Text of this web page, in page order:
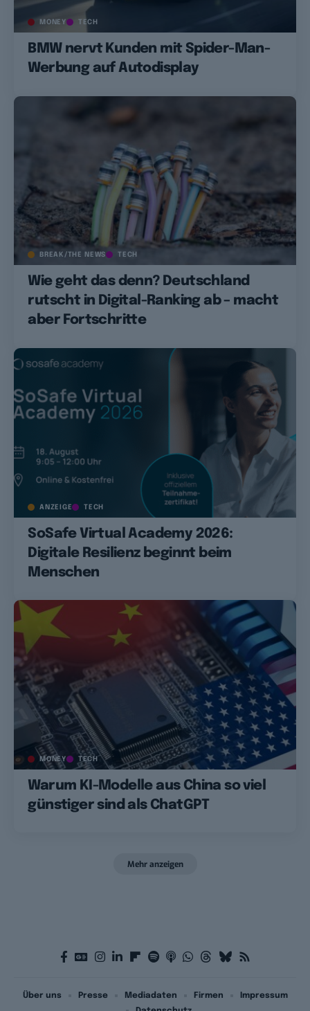
MONEY TECH
BMW nervt Kunden mit Spider-Man-
Werbung auf Autodisplay
BREAK/THE NEWS TECH
Wie geht das denn? Deutschland
rutscht in Digital-Ranking ab – macht
aber Fortschritte
ANZEIGE TECH
SoSafe Virtual Academy 2026:
Digitale Resilienz beginnt beim
Menschen
MONEY TECH
Warum KI-Modelle aus China so viel
günstiger sind als ChatGPT
Mehr anzeigen
Über uns Presse Mediadaten Firmen
Impressum